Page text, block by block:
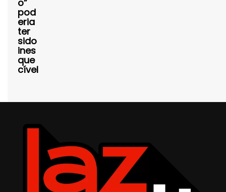
o”
pod
eria
ter
sido
ines
que
cível